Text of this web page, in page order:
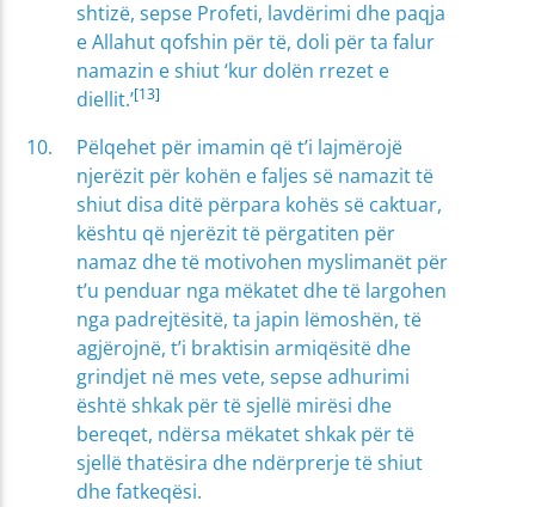
shtizë, sepse Profeti, lavdërimi dhe paqja
e Allahut qofshin për të, doli për ta falur
namazin e shiut ‘kur dolën rrezet e
diellit.’[13]
Pëlqehet për imamin që t’i lajmërojë
njerëzit për kohën e faljes së namazit të
shiut disa ditë përpara kohës së caktuar,
kështu që njerëzit të përgatiten për
namaz dhe të motivohen myslimanët për
t’u penduar nga mëkatet dhe të largohen
nga padrejtësitë, ta japin lëmoshën, të
agjërojnë, t’i braktisin armiqësitë dhe
grindjet në mes vete, sepse adhurimi
është shkak për të sjellë mirësi dhe
bereqet, ndërsa mëkatet shkak për të
sjellë thatësira dhe ndërprerje të shiut
dhe fatkeqësi.